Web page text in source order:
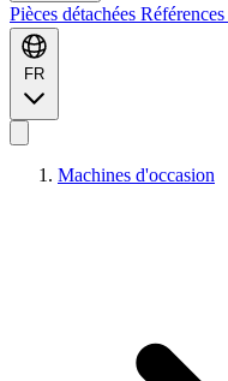
Pièces détachées Références
FR
Machines d'occasion